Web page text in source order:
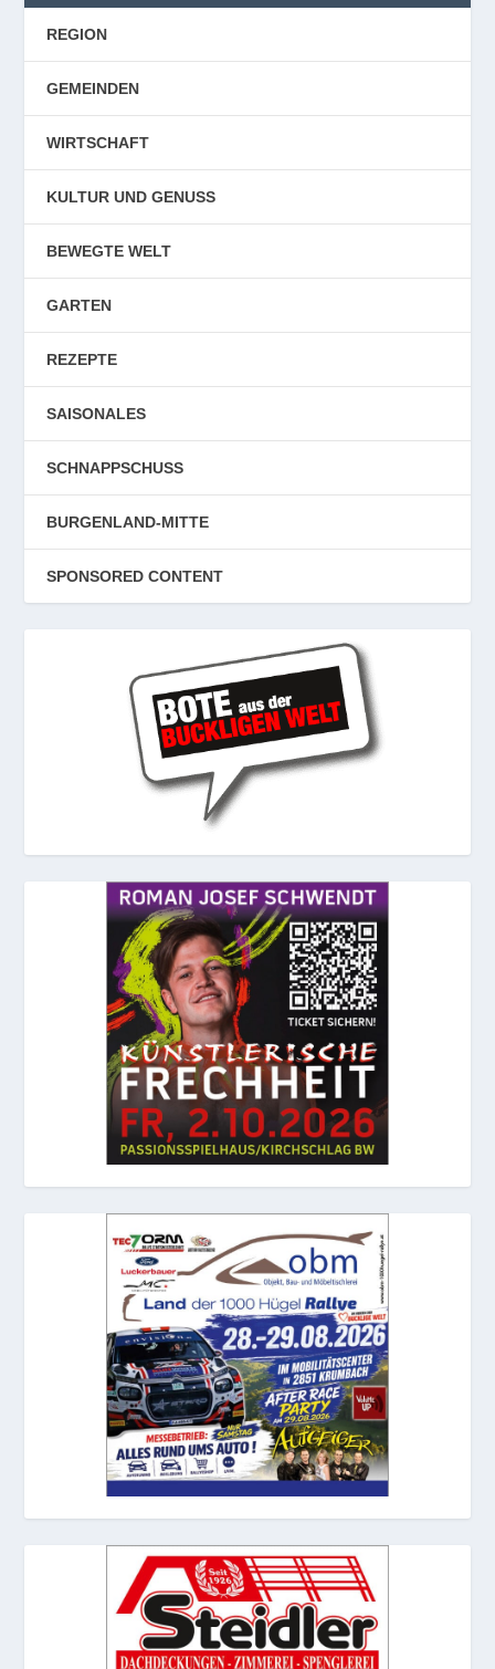
REGION
GEMEINDEN
WIRTSCHAFT
KULTUR UND GENUSS
BEWEGTE WELT
GARTEN
REZEPTE
SAISONALES
SCHNAPPSCHUSS
BURGENLAND-MITTE
SPONSORED CONTENT